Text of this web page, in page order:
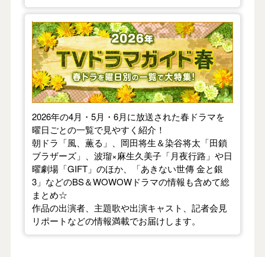
【2026年春】TVドラマガイド
2026年の4月・5月・6月に放送された春ドラマを
曜日ごとの一覧で見やすく紹介！
朝ドラ「風、薫る」、岡田将生＆染谷将太「田鎖
ブラザーズ」、波瑠×麻生久美子「月夜行路」や日
曜劇場「GIFT」のほか、「あきない世傳 金と銀
3」などのBS＆WOWOWドラマの情報も含めて総
まとめ☆
作品の出演者、主題歌や出演キャスト、記者会見
リポートなどの情報満載でお届けします。